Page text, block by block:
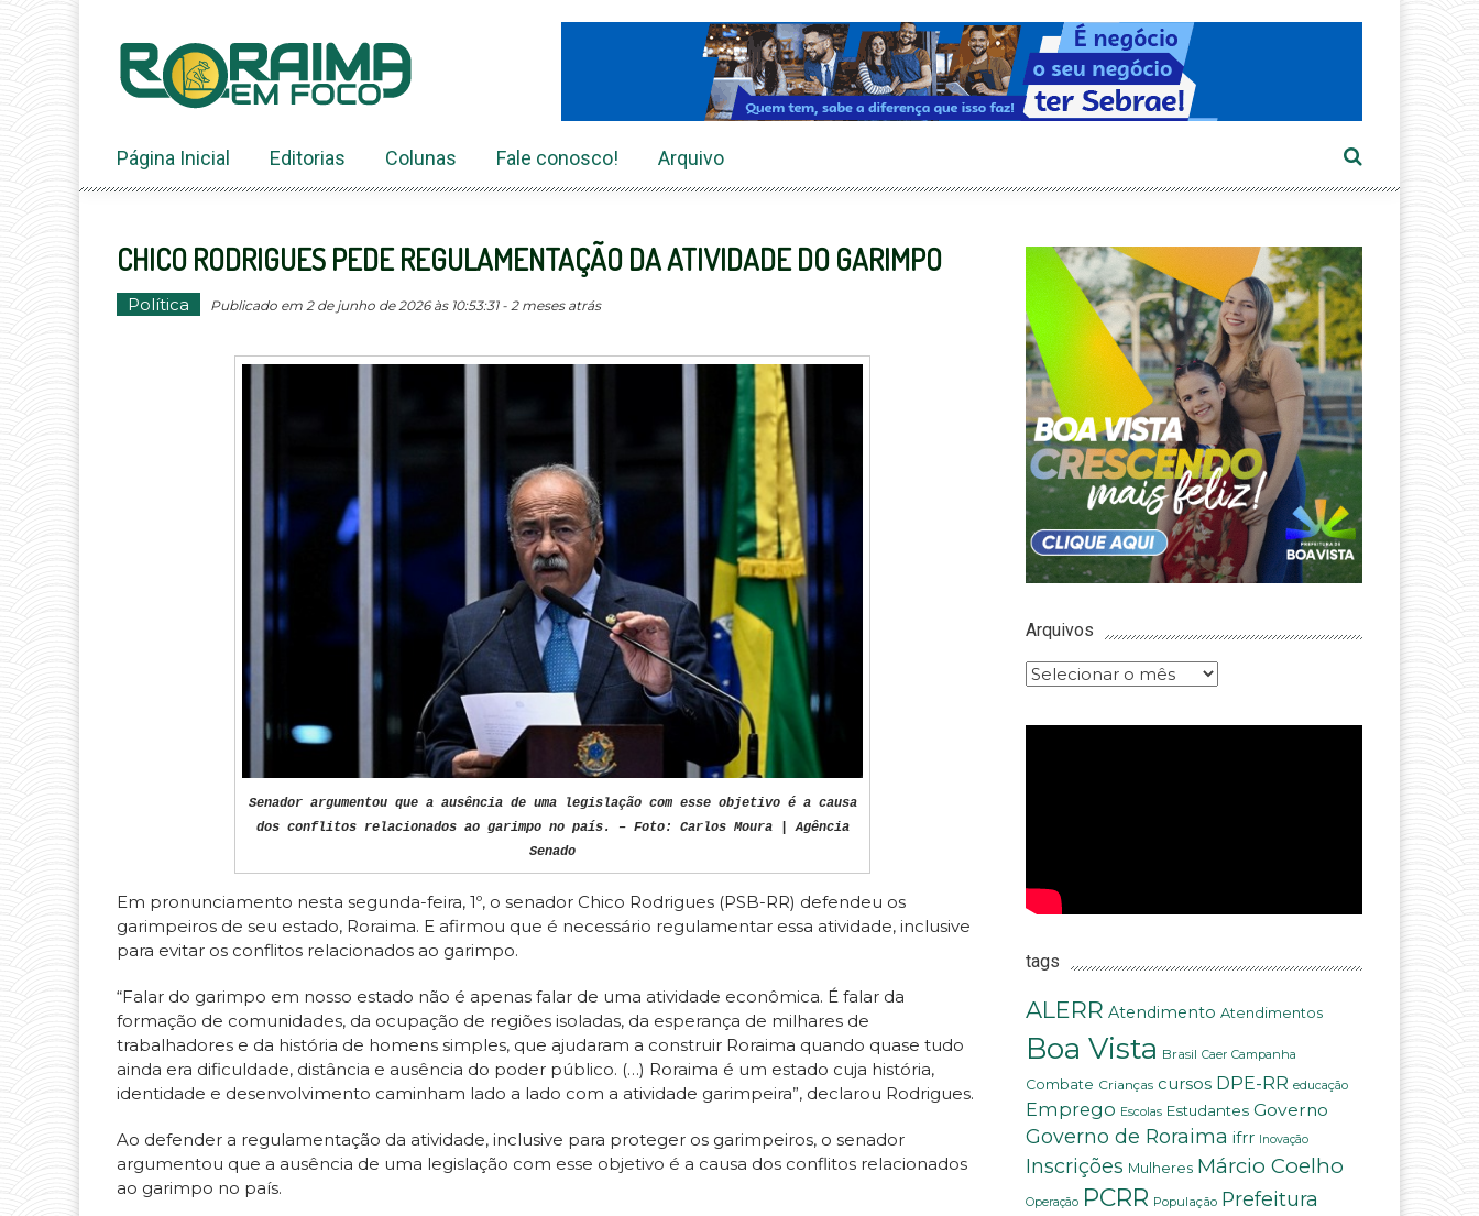
conteúdo
Página Inicial Editorias Colunas Fale conosco! Arquivo
CHICO RODRIGUES PEDE REGULAMENTAÇÃO DA ATIVIDADE DO GARIMPO
Política Publicado em 2 de junho de 2026 às 10:53:31 - 2 meses atrás
Senador argumentou que a ausência de uma legislação com esse objetivo é a causa
dos conflitos relacionados ao garimpo no país. – Foto: Carlos Moura | Agência
Senado
Em pronunciamento nesta segunda-feira, 1º, o senador Chico Rodrigues (PSB-RR) defendeu os
garimpeiros de seu estado, Roraima. E afirmou que é necessário regulamentar essa atividade, inclusive
para evitar os conflitos relacionados ao garimpo.
“Falar do garimpo em nosso estado não é apenas falar de uma atividade econômica. É falar da
formação de comunidades, da ocupação de regiões isoladas, da esperança de milhares de
trabalhadores e da história de homens simples, que ajudaram a construir Roraima quando quase tudo
ainda era dificuldade, distância e ausência do poder público. (…) Roraima é um estado cuja história,
identidade e desenvolvimento caminham lado a lado com a atividade garimpeira”, declarou Rodrigues.
Ao defender a regulamentação da atividade, inclusive para proteger os garimpeiros, o senador
argumentou que a ausência de uma legislação com esse objetivo é a causa dos conflitos relacionados
ao garimpo no país.
Arquivos
Arquivos
tags
ALERR Atendimento Atendimentos
Boa Vista Brasil Caer Campanha
Combate Crianças cursos DPE-RR educação
Emprego Escolas Estudantes Governo
Governo de Roraima ifrr Inovação
Inscrições Mulheres Márcio Coelho
Operação PCRR População Prefeitura